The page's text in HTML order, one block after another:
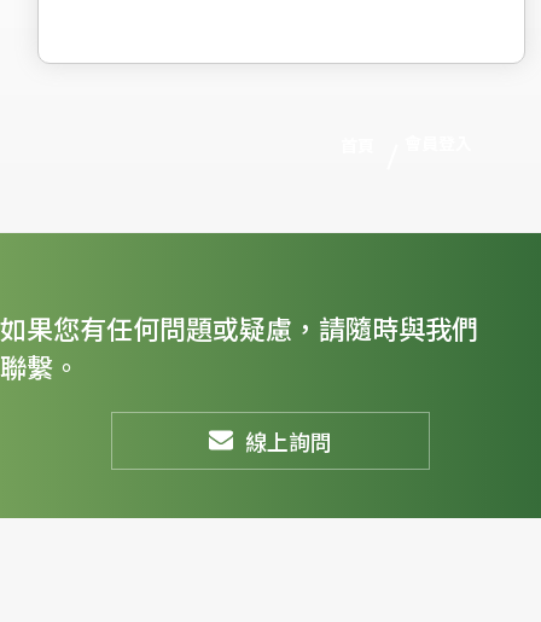
如果您有任何問題或疑慮，請隨時與我們
聯繫。
線上詢問